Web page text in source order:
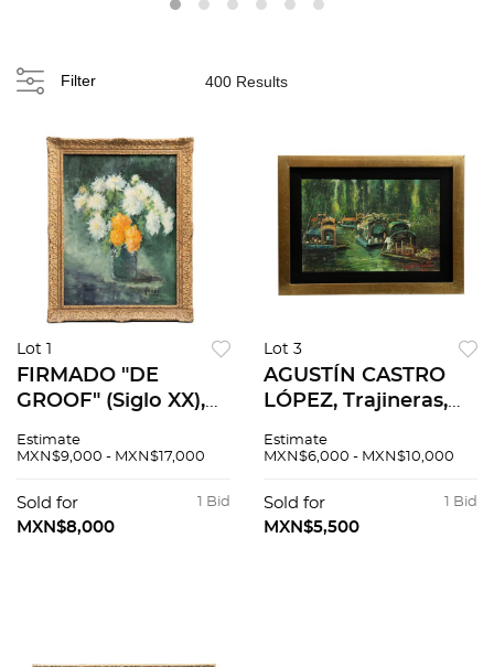
Filter 400 Results
Lot 1
FIRMADO "DE
GROOF" (Siglo XX),
Óleo sobre tela, 81 x
Estimate
MXN$9,000 - MXN$17,000
1 Bid
Sold for
MXN$8,000
Lot 3
AGUSTÍN CASTRO
LÓPEZ, Trajineras,
2023 Óleo sobre
Con Certificado de
Autenticidad del
Estimate
MXN$6,000 - MXN$10,000
1 Bid
Sold for
MXN$5,500